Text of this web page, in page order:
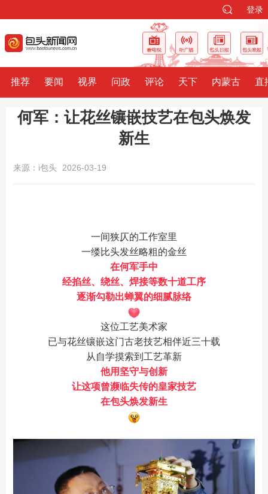
登录
推荐 要闻 视界 问政 评论 天下 内蒙古 直
何军：让花丝镶嵌技艺在包头焕发
新生
来源：i包头 2026-03-19
一间狭仄的工作室里
一缕比头发丝略粗的金丝
在何军手中
经掐丝、绕丝、焊接等数十道工序
逐渐勾勒出蝉翼的细腻脉络
这位工艺美术家
已与花丝镶嵌这门古老技艺相伴近三十载
从自学摸索到工艺革新
他用坚守与创新
让这项曾濒临失传的皇家技艺
在包头焕发新生